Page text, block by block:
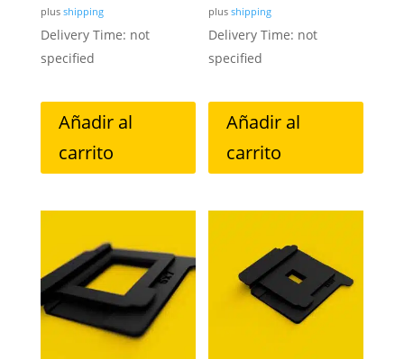
plus shipping
Delivery Time: not
specified
Añadir al
carrito
plusshipping
Delivery Time: not
specified
Añadir al
carrito